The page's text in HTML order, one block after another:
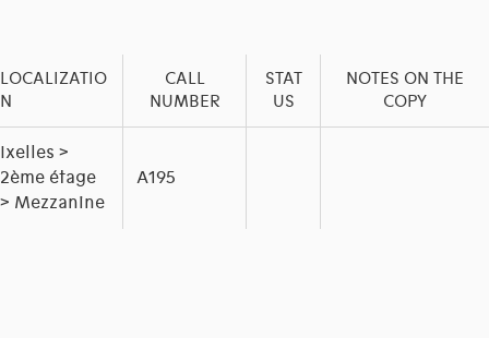
LOCALIZATIO
N
CALL
NUMBER
STAT
US
NOTES ON THE
COPY
Ixelles >
2ème étage
> Mezzanine
A195